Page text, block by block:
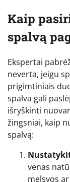
Kaip
spalvą
Ekspertai
neverta, jeigu
prigimtiniais
spalva gali
išryškinti
žingsniai, kaip
spalvą:
venas
melsvos